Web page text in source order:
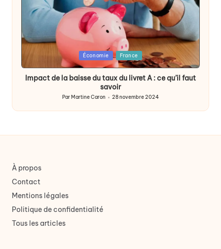
Économie France
Impact de la baisse du taux du livret A : ce qu’il faut
savoir
par
Par Martine Caron 28 novembre 2024
À propos
Contact
Mentions légales
Politique de confidentialité
Tous les articles